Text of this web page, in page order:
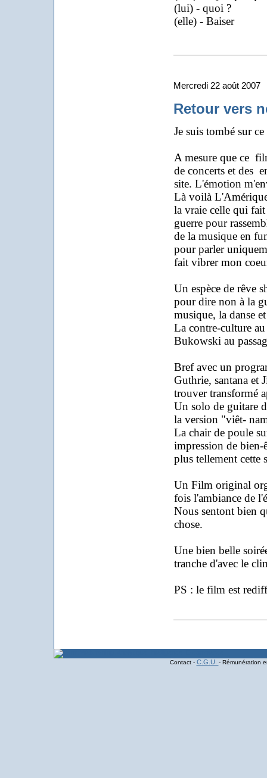
(lui) - quoi ?
(elle) - Baiser
Mercredi 22 août 2007
Retour vers
Je suis tombé sur
A mesure que ce
de concerts et des
site. L'émotion
Là voilà
la vraie celle qui
guerre pour
de la musique en
pour parler
fait vibrer mon
Un espèce de rêve
pour dire non à la
musique, la danse
La contre-culture
Bukowski au
Bref avec un
Guthrie, santana et
trouver transformé
Un solo de guitare
la version "viêt-
La chair de poule
impression de bien-
plus tellement cette
Un Film original
fois l'ambiance de
Nous sentont bien
chose.
Une bien belle
tranche d'avec le
PS : le film est
Contact - C.G.U. - Rémunération